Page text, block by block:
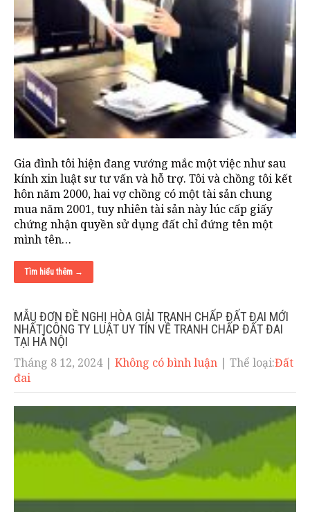
Gia đình tôi hiện đang vướng mắc một việc như sau
kính xin luật sư tư vấn và hỗ trợ. Tôi và chồng tôi kết
hôn năm 2000, hai vợ chồng có một tài sản chung
mua năm 2001, tuy nhiên tài sản này lúc cấp giấy
chứng nhận quyền sử dụng đất chỉ đứng tên một
mình tên…
Tìm hiểu thêm →
MẪU ĐƠN ĐỀ NGHỊ HÒA GIẢI TRANH CHẤP ĐẤT ĐAI MỚI
NHẤT|CÔNG TY LUẬT UY TÍN VỀ TRANH CHẤP ĐẤT ĐAI
TẠI HÀ NỘI
Tháng 8 12, 2024 | Không có bình luận | Thể loại:Đất
đai